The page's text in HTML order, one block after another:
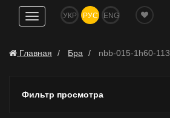
Показать
навигацию
УКР РУС ENG
Главная Бра nbb-015-1h60-113
Фильтр просмотра